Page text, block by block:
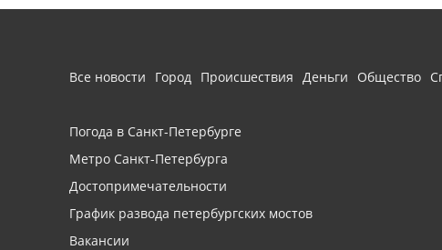
Все новости Город Происшествия Деньги Общество
Погода в Санкт-Петербурге
Метро Санкт-Петербурга
Достопримечательности
График развода петербургских мостов
Вакансии